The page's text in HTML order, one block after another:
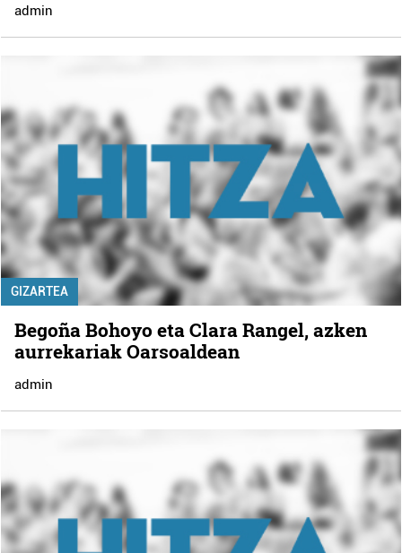
admin
GIZARTEA
Begoña Bohoyo eta Clara Rangel, azken
aurrekariak Oarsoaldean
admin